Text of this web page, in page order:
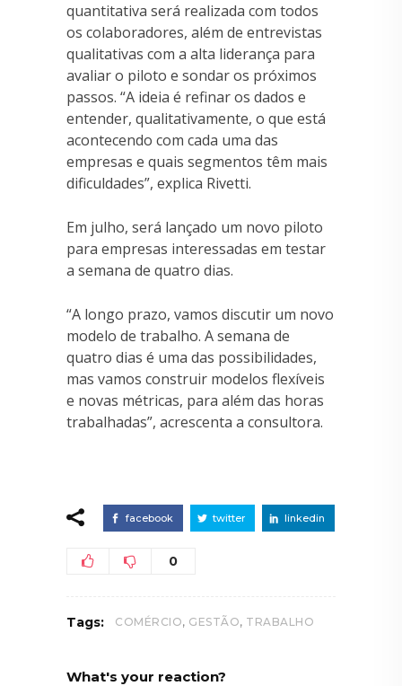
quantitativa será realizada com todos
os colaboradores, além de entrevistas
qualitativas com a alta liderança para
avaliar o piloto e sondar os próximos
passos. “A ideia é refinar os dados e
entender, qualitativamente, o que está
acontecendo com cada uma das
empresas e quais segmentos têm mais
dificuldades”, explica Rivetti.
Em julho, será lançado um novo piloto
para empresas interessadas em testar
a semana de quatro dias.
“A longo prazo, vamos discutir um novo
modelo de trabalho. A semana de
quatro dias é uma das possibilidades,
mas vamos construir modelos flexíveis
e novas métricas, para além das horas
trabalhadas”, acrescenta a consultora.
facebook twitter linkedin
0
Tags: COMÉRCIO, GESTÃO, TRABALHO
What's your reaction?